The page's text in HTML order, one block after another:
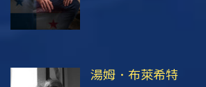
湯姆．布萊希特